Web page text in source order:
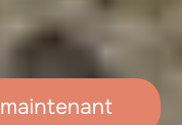
maintenant